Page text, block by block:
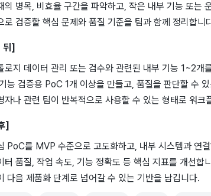
의 병목, 비효율 구간을 파악하고, 작은 내부 기능 또는
로 검증할 핵심 문제와 품질 기준을 팀과 함께 정리합니
뒤]
로지 데이터 관리 또는 검수와 관련된 내부 기능 1~2개
능 검증용 PoC 1개 이상을 만들고, 품질을 판단할 수
자나 관련 팀이 반복적으로 사용할 수 있는 형태로 워크
]
PoC를 MVP 수준으로 고도화하고, 내부 시스템과 연
터 품질, 작업 속도, 기능 정확도 등 핵심 지표를 개선합
다음 제품화 단계로 넘어갈 수 있는 기반을 남깁니다.